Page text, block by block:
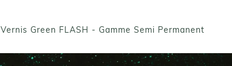
Vernis Green FLASH - Gamme Semi Permanent